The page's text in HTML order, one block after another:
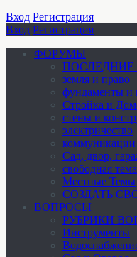
Вход Регистрация
Вход Регистрация
ФОРУМЫ
земля и право
фундаменты и
Стройка и
стены и
электричество
коммуникации
Cад, двор,
свободная тема
Местные Темы
СОЗДАТЬ
ВОПРОСЫ
РУБРИКИ
Инструменты